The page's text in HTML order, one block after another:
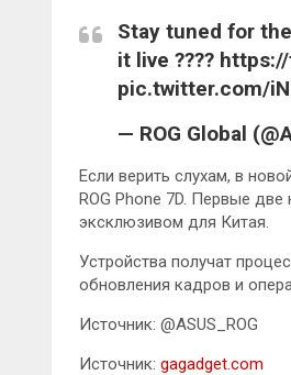
Stay tuned for
it live ????
pic.twitter.com/
— ROG Global
Если верить слухам, в
ROG Phone 7D. Первые
эксклюзивом для Китая.
Устройства получат
обновления кадров и
Источник: @ASUS_ROG
Источник: gagadget.com